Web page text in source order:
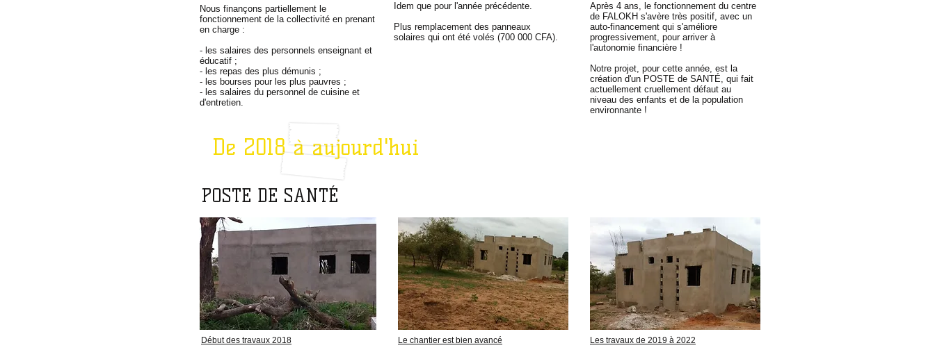
Nous finançons partiellement le
fonctionnement de la collectivité en prenant
en charge :
- les salaires des personnels enseignant et
éducatif ;
- les repas des plus démunis ;
- les bourses pour les plus pauvres ;
- les salaires du personnel de cuisine et
d'entretien.
Idem que pour l'année précédente.
Plus remplacement des panneaux
solaires qui ont été volés (700 000 CFA).
Après 4 ans, le fonctionnement du centre
de FALOKH s'avère très positif, avec un
auto-financement qui s'améliore
progressivement, pour arriver à
l'autonomie financière !
Notre projet, pour cette année, est la
création d'un POSTE de SANTÉ, qui fait
actuellement cruellement défaut au
niveau des enfants et de la population
environnante !
De 2018 à aujourd'hui
POSTE DE SANTÉ
Début des travaux 2018 Le chantier est bien avancé Les travaux de 2019 à 2022